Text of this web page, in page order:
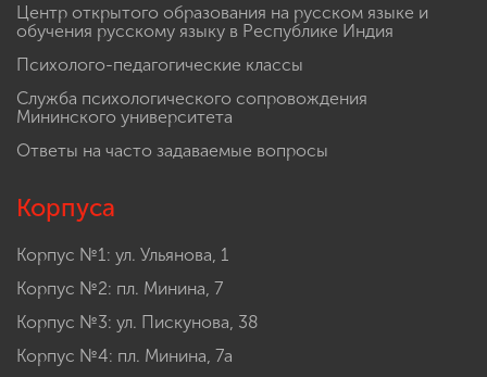
Центр открытого образования на русском языке и
обучения русскому языку в Республике Индия
Психолого-педагогические классы
Служба психологического сопровождения
Мининского университета
Ответы на часто задаваемые вопросы
Корпуса
Корпус №1: ул. Ульянова, 1
Корпус №2: пл. Минина, 7
Корпус №3: ул. Пискунова, 38
Корпус №4: пл. Минина, 7а